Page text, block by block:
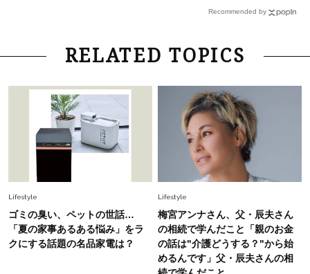
ルドアクセ」を合わせるのが正解！〈大野真理子
Lifestyle 2026.7.29
「お若いですね」は褒め言葉？“若い＝美しい”と
ーレス連載22】
Lifestyle
26年夏の【開運アクション】は”ひと拭き”習
慣！「金運アップ→トイレ、じゃあ底上げ運
中村ゆりさん「40代になり、やっと“仕事以外の
幸福感”に目が向いた」ライフスタイルも、服も
Recommended by
RELATED TOPICS
Lifestyle
ゴミの臭い、ペットの世話…
「夏の家事あるある悩み」をラ
クにする話題の名品家電は？
Lifestyle
梅宮アンナさん、父・辰夫さん
の相続で学んだこと「親のお金
の話は"介護どうする？"から始
めるんです」父・辰夫さんの相